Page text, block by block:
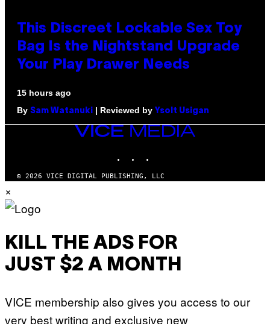
This Discreet Lockable Sex Toy
Bag Is the Nightstand Upgrade
Your Play Drawer Needs
15 hours ago
By Sam Watanuki | Reviewed by Ysolt Usigan
VICE
MEDIA
© 2026 VICE DIGITAL PUBLISHING, LLC
×
KILL THE ADS FOR
JUST $2 A MONTH
VICE membership also gives you access to our
very best writing and exclusive new